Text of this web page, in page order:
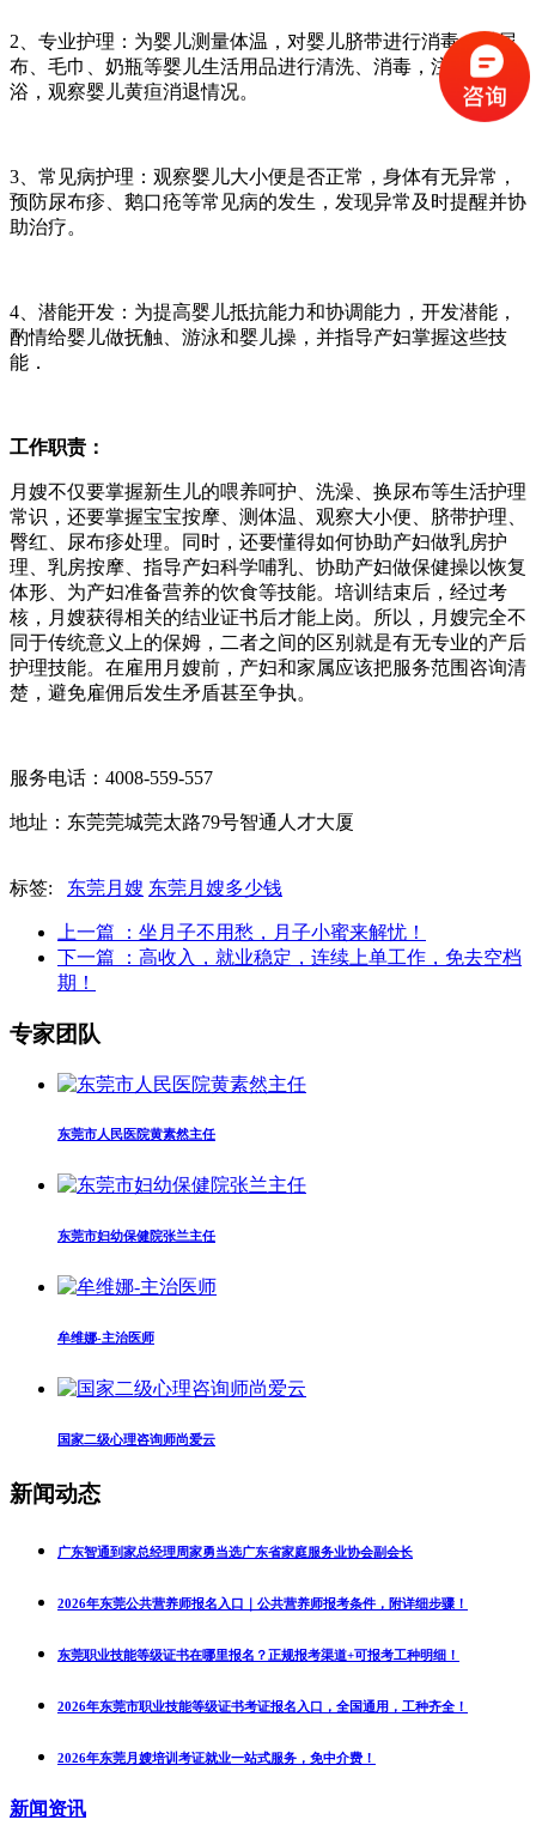
2、专业护理：为婴儿测量体温，对婴儿脐带进行消毒，对尿
布、毛巾、奶瓶等婴儿生活用品进行清洗、消毒，注意二便三
浴，观察婴儿黄疸消退情况。
3、常见病护理：观察婴儿大小便是否正常，身体有无异常，
预防尿布疹、鹅口疮等常见病的发生，发现异常及时提醒并协
助治疗。
4、潜能开发：为提高婴儿抵抗能力和协调能力，开发潜能，
酌情给婴儿做抚触、游泳和婴儿操，并指导产妇掌握这些技
能．
工作职责：
月嫂不仅要掌握新生儿的喂养呵护、洗澡、换尿布等生活护理
常识，还要掌握宝宝按摩、测体温、观察大小便、脐带护理、
臀红、尿布疹处理。同时，还要懂得如何协助产妇做乳房护
理、乳房按摩、指导产妇科学哺乳、协助产妇做保健操以恢复
体形、为产妇准备营养的饮食等技能。培训结束后，经过考
核，月嫂获得相关的结业证书后才能上岗。所以，月嫂完全不
同于传统意义上的保姆，二者之间的区别就是有无专业的产后
护理技能。在雇用月嫂前，产妇和家属应该把服务范围咨询清
楚，避免雇佣后发生矛盾甚至争执。
服务电话：4008-559-557
地址：东莞莞城莞太路79号智通人才大厦
标签: 东莞月嫂 东莞月嫂多少钱
上一篇
：坐月子不用愁，月子小蜜来解忧！
下一篇
：高收入，就业稳定，连续上单工作，免去空档
期！
专家团队
东莞市人民医院黄素然主任
东莞市妇幼保健院张兰主任
牟维娜-主治医师
国家二级心理咨询师尚爱云
新闻动态
广东智通到家总经理周家勇当选广东省家庭服务业协会副会长
2026年东莞公共营养师报名入口｜公共营养师报考条件，附详细步骤！
东莞职业技能等级证书在哪里报名？正规报考渠道+可报考工种明细！
2026年东莞市职业技能等级证书考证报名入口，全国通用，工种齐全！
2026年东莞月嫂培训考证就业一站式服务，免中介费！
新闻资讯